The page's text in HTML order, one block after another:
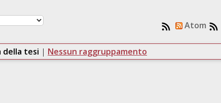
Atom
della tesi | Nessun raggruppamento